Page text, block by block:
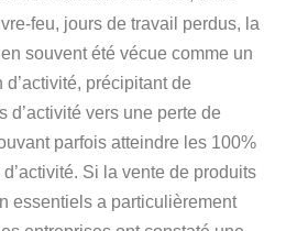
feu, jours de travail perdus, la
souvent été vécue comme un
précipitant de
d’activité vers une perte de
parfois atteindre les 100%
Si la vente de produits
essentiels a particulièrement